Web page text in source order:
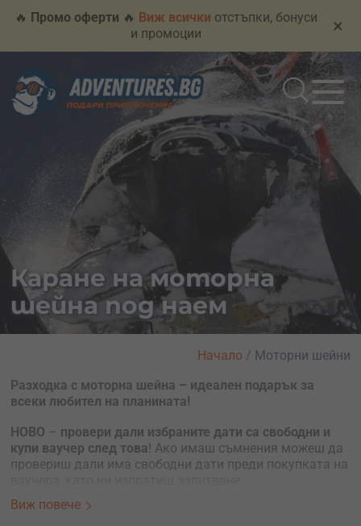
🔥 Промо оферти 🔥 Виж всички отстъпки, бонуси
и промоции
×
Каране на моторна
шейна под наем
Разходка с моторна шейна – идеален подарък за
всеки любител на планината!
НОВО – провери дали избраните дати са свободни и
купи ваучер след това! Ако имаш съмнения можеш да
провериш дали има свободни дати преди покупката на
Подари нещо особено, подари преход из заснежените
Виж повече
Начало / Моторни шейни